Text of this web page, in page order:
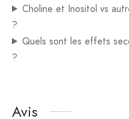
Choline et Inositol vs
?
Quels sont les effets
?
Avis